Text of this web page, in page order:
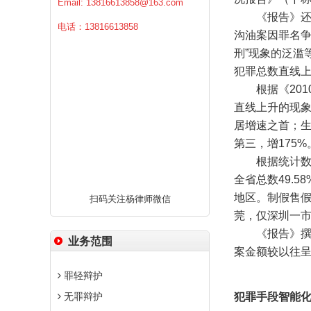
Email: 13816613858@163.com
电话：13816613858
扫码关注杨律师微信
业务范围
罪轻辩护
无罪辩护
《报告》还
沟油案因罪名
刑”现象的泛滥
犯罪总数直线
根据《
直线上升的现
居增速之首；
第三，增175%
根据统计数
全省总数
地区。制假售
莞，仅深圳一
《报告》撰
案金额较以往
犯罪手段智能化